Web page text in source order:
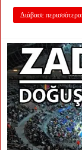
Διάβασε περισσότερα